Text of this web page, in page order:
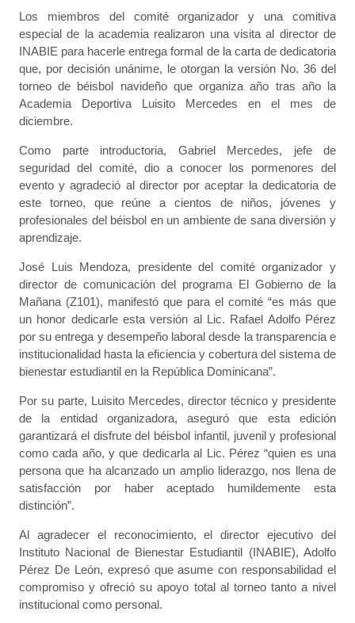
Los miembros del comité organizador y una comitiva
especial de la academia realizaron una visita al director de
INABIE para hacerle entrega formal de la carta de dedicatoria
que, por decisión unánime, le otorgan la versión No. 36 del
torneo de béisbol navideño que organiza año tras año la
Academia Deportiva Luisito Mercedes en el mes de
diciembre.
Como parte introductoria, Gabriel Mercedes, jefe de
seguridad del comité, dio a conocer los pormenores del
evento y agradeció al director por aceptar la dedicatoria de
este torneo, que reúne a cientos de niños, jóvenes y
profesionales del béisbol en un ambiente de sana diversión y
aprendizaje.
José Luis Mendoza, presidente del comité organizador y
director de comunicación del programa El Gobierno de la
Mañana (Z101), manifestó que para el comité “es más que
un honor dedicarle esta versión al Lic. Rafael Adolfo Pérez
por su entrega y desempeño laboral desde la transparencia e
institucionalidad hasta la eficiencia y cobertura del sistema de
bienestar estudiantil en la República Dominicana”.
Por su parte, Luisito Mercedes, director técnico y presidente
de la entidad organizadora, aseguró que esta edición
garantizará el disfrute del béisbol infantil, juvenil y profesional
como cada año, y que dedicarla al Lic. Pérez “quien es una
persona que ha alcanzado un amplio liderazgo, nos llena de
satisfacción por haber aceptado humildemente esta
distinción”.
Al agradecer el reconocimiento, el director ejecutivo del
Instituto Nacional de Bienestar Estudiantil (INABIE), Adolfo
Pérez De León, expresó que asume con responsabilidad el
compromiso y ofreció su apoyo total al torneo tanto a nivel
institucional como personal.